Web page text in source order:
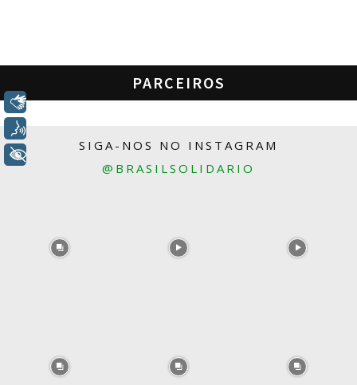
PARCEIROS
SIGA-NOS NO INSTAGRAM
@BRASILSOLIDARIO
Libras
+ Acessibilidade